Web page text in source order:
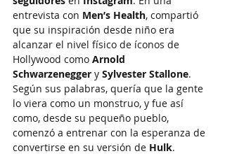
entrevista con Men’s Health, compartió
que su inspiración desde niño era
alcanzar el nivel físico de íconos de
Hollywood como Arnold
Schwarzenegger y Sylvester Stallone.
Según sus palabras, quería que la gente
lo viera como un monstruo, y fue así
como, desde su pequeño pueblo,
comenzó a entrenar con la esperanza de
convertirse en su versión de Hulk.